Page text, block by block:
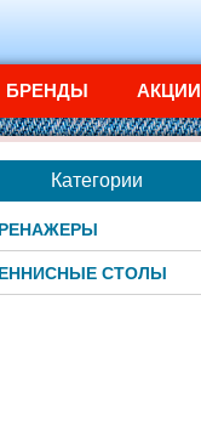
БРЕНДЫ АКЦИИ
Категории
СТОЛЫ